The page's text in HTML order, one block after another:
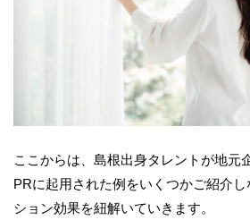
ここからは、島根出身タレントが地元
PRに起用された例をいくつかご紹介
ション効果を紐解いていきます。